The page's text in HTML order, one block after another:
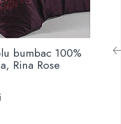
bumbac 100%
Rina Rose